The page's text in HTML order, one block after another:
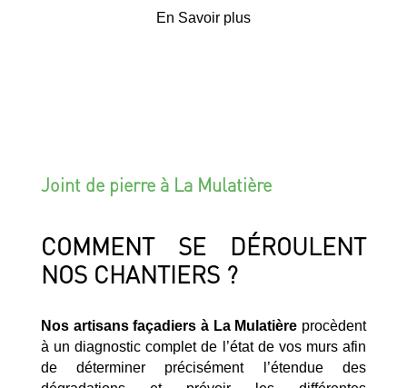
En Savoir plus
Joint de pierre à La Mulatière
COMMENT SE DÉROULENT
NOS CHANTIERS ?
Nos artisans façadiers à La Mulatière procèdent
à un diagnostic complet de l’état de vos murs afin
de déterminer précisément l’étendue des